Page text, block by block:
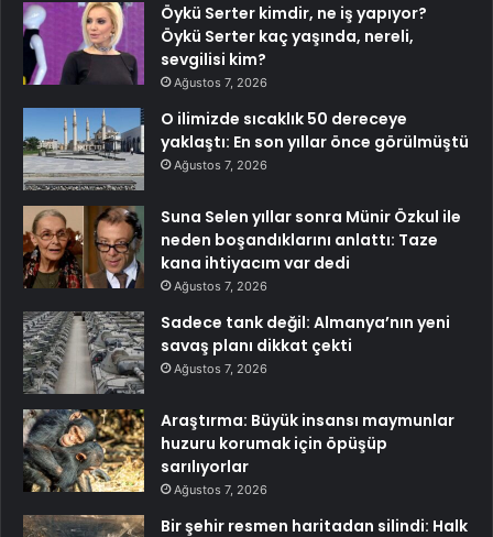
Öykü Serter kimdir, ne iş yapıyor?
Öykü Serter kaç yaşında, nereli,
sevgilisi kim?
Ağustos 7, 2026
O ilimizde sıcaklık 50 dereceye
yaklaştı: En son yıllar önce görülmüştü
Ağustos 7, 2026
Suna Selen yıllar sonra Münir Özkul ile
neden boşandıklarını anlattı: Taze
kana ihtiyacım var dedi
Ağustos 7, 2026
Sadece tank değil: Almanya’nın yeni
savaş planı dikkat çekti
Ağustos 7, 2026
Araştırma: Büyük insansı maymunlar
huzuru korumak için öpüşüp
sarılıyorlar
Ağustos 7, 2026
Bir şehir resmen haritadan silindi: Halk